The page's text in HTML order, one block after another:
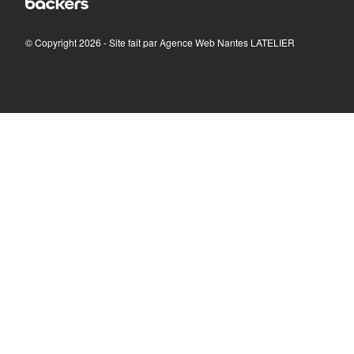
© Copyright 2026 - Site fait parAgence Web Nantes LATELIER